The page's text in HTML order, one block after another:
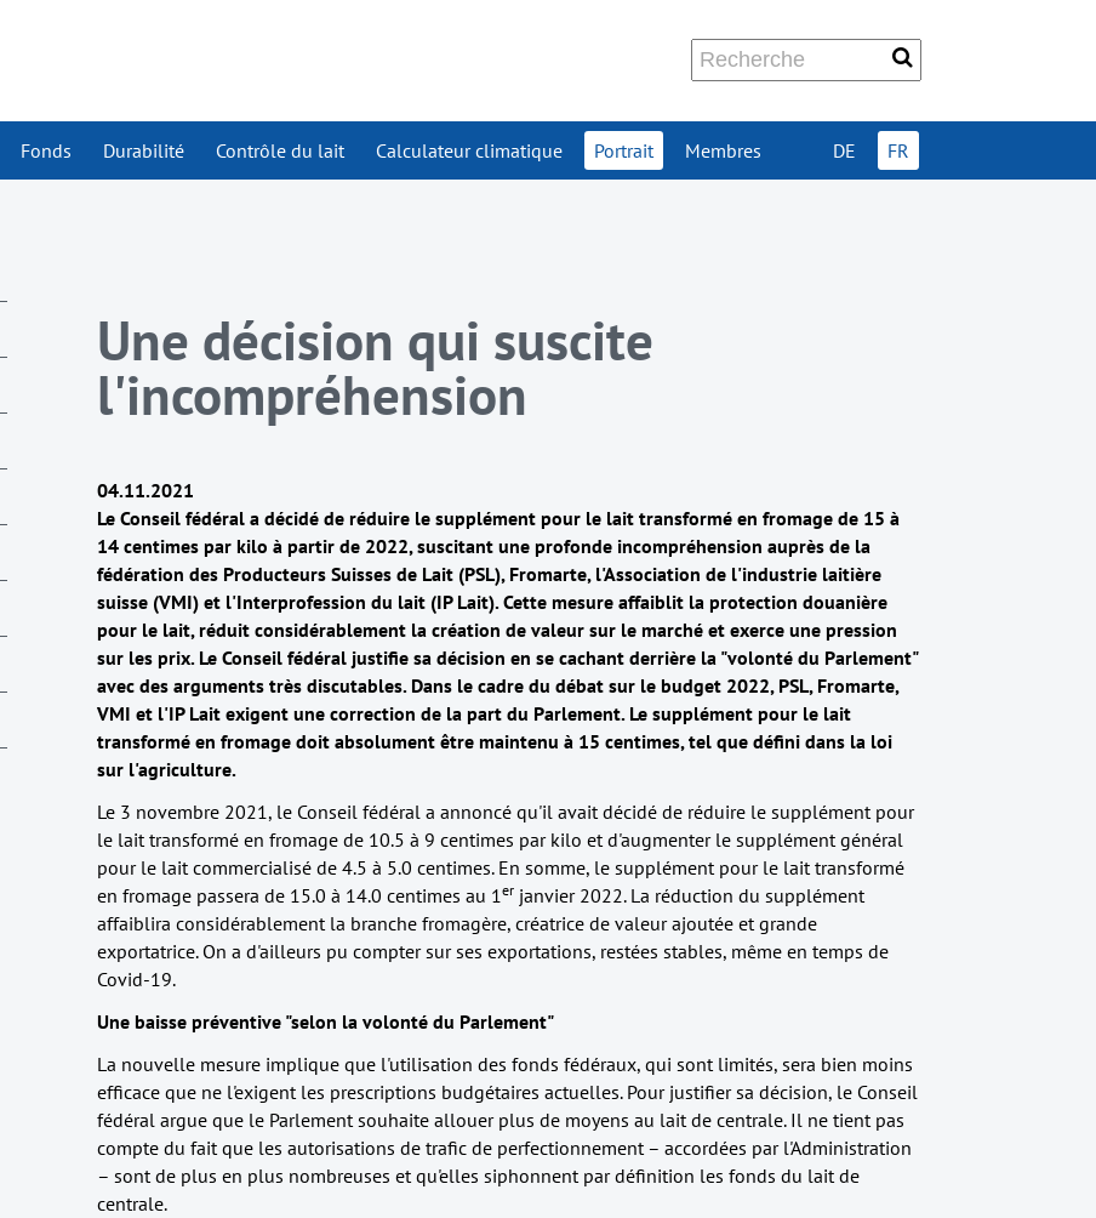
Fonds Durabilité Contrôle du lait Calculateur climatique Portrait Membres DE FR
Une décision qui suscite
l'incompréhension
04.11.2021
Le Conseil fédéral a décidé de réduire le supplément pour le lait transformé en fromage de 15 à
14 centimes par kilo à partir de 2022, suscitant une profonde incompréhension auprès de la
fédération des Producteurs Suisses de Lait (PSL), Fromarte, l'Association de l'industrie laitière
suisse (VMI) et l'Interprofession du lait (IP Lait). Cette mesure affaiblit la protection douanière
pour le lait, réduit considérablement la création de valeur sur le marché et exerce une pression
sur les prix. Le Conseil fédéral justifie sa décision en se cachant derrière la "volonté du Parlement"
avec des arguments très discutables. Dans le cadre du débat sur le budget 2022, PSL, Fromarte,
VMI et l'IP Lait exigent une correction de la part du Parlement. Le supplément pour le lait
transformé en fromage doit absolument être maintenu à 15 centimes, tel que défini dans la loi
sur l'agriculture.
Le 3 novembre 2021, le Conseil fédéral a annoncé qu'il avait décidé de réduire le supplément pour
le lait transformé en fromage de 10.5 à 9 centimes par kilo et d'augmenter le supplément général
pour le lait commercialisé de 4.5 à 5.0 centimes. En somme, le supplément pour le lait transformé
en fromage passera de 15.0 à 14.0 centimes au 1er janvier 2022. La réduction du supplément
affaiblira considérablement la branche fromagère, créatrice de valeur ajoutée et grande
exportatrice. On a d'ailleurs pu compter sur ses exportations, restées stables, même en temps de
Covid-19.
Une baisse préventive "selon la volonté du Parlement"
La nouvelle mesure implique que l'utilisation des fonds fédéraux, qui sont limités, sera bien moins
efficace que ne l'exigent les prescriptions budgétaires actuelles. Pour justifier sa décision, le Conseil
fédéral argue que le Parlement souhaite allouer plus de moyens au lait de centrale. Il ne tient pas
compte du fait que les autorisations de trafic de perfectionnement – accordées par l'Administration
– sont de plus en plus nombreuses et qu'elles siphonnent par définition les fonds du lait de
centrale.